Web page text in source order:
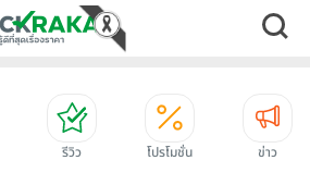
รีวิว โปรโมชั่น ข่าว